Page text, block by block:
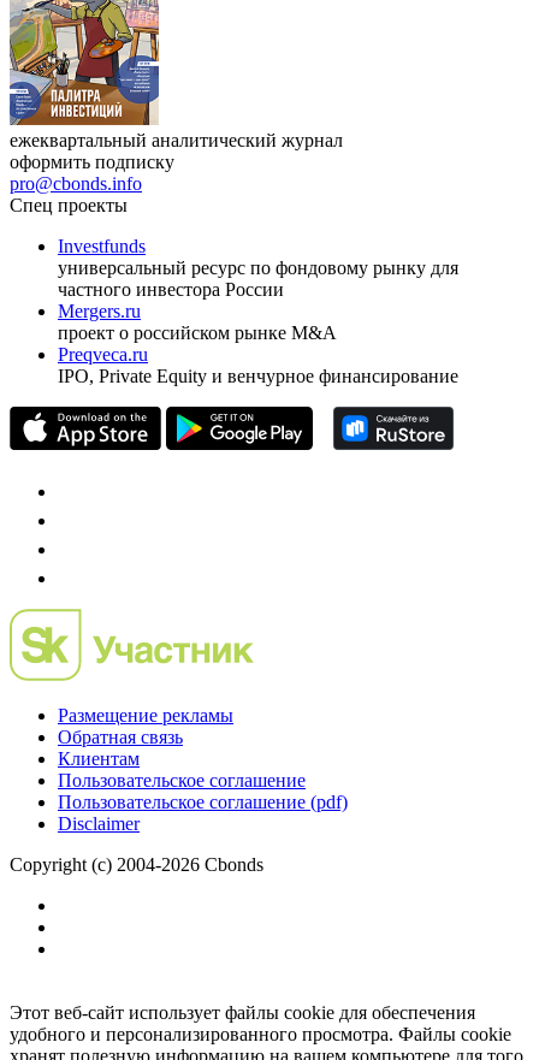
ежеквартальный аналитический журнал
оформить подписку
pro@cbonds.info
Спец проекты
Investfunds
универсальный ресурс по фондовому рынку для
частного инвестора России
Mergers.ru
проект о российском рынке M&A
Preqveca.ru
IPO, Private Equity и венчурное финансирование
Размещение рекламы
Обратная связь
Клиентам
Пользовательское соглашение
Пользовательское соглашение (pdf)
Disclaimer
Copyright (c) 2004-2026 Cbonds
Этот веб-сайт использует файлы cookie для обеспечения
удобного и персонализированного просмотра. Файлы cookie
хранят полезную информацию на вашем компьютере для того,